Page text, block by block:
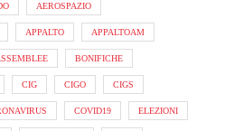
AEROSPAZIO
APPALTO APPALTOAM
BONIFICHE
CIG CIGO CIGS
COVID19 ELEZIONI